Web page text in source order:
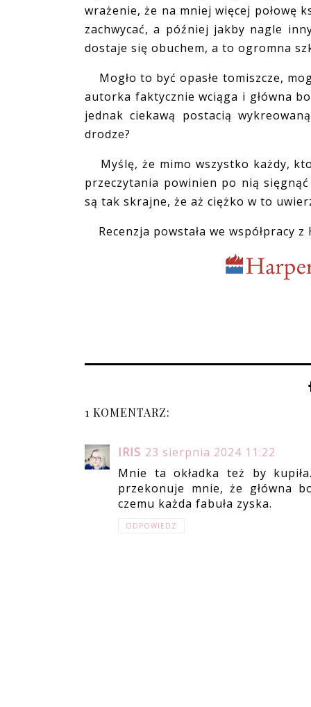
wrażenie, że na mniej więcej połowę
zachwycać, a później jakby nagle
dostaje się obuchem, a to ogromna
Mogło to być opasłe tomiszcze,
autorka faktycznie wciąga i główna
jednak ciekawą postacią
drodze?
Myślę, że mimo wszystko każdy,
przeczytania powinien po nią
są tak skrajne, że aż ciężko w to
Recenzja powstała we współpracy
1 KOMENTARZ:
IRIS 23 sierpnia 2024 11:22
Mnie ta okładka też by
przekonuje mnie, że główna
czemu każda fabuła zyska.
ODPOWIEDZ